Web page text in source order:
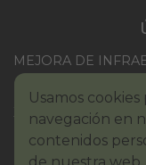
BASES III.
Usamos
navegación en
contenidos